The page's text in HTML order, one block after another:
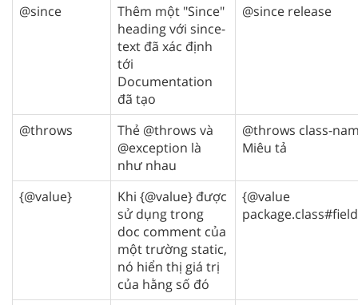
@since
Thêm một "Since"
heading với since-
text đã xác định
tới
Documentation
đã tạo
@since release
@throws
Thẻ @throws và
@exception là
như nhau
@throws class-
Miêu tả
{@value}
Khi {@value} được
sử dụng trong
doc comment của
một trường static,
nó hiển thị giá trị
của hằng số đó
{@value